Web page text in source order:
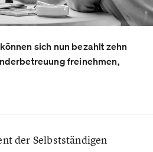
sich nun bezahlt zehn
freinehmen,
der Selbstständigen